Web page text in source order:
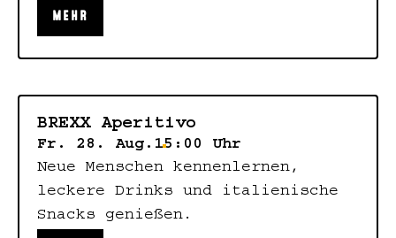
MEHR
BREXX Aperitivo
Fr. 28. Aug. 15:00 Uhr
Neue Menschen kennenlernen,
leckere Drinks und italienische
Snacks genießen.